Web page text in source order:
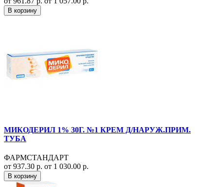
В корзину
МИКОДЕРИЛ 1% 30Г. №1 КРЕМ Д/НАРУЖ.ПРИМ.
ТУБА
ФАРМСТАНДАРТ
от 937.30 р. от 1 030.00 р.
В корзину